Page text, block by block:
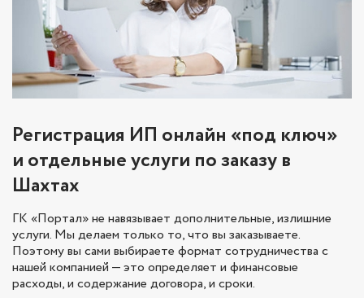
Регистрация ИП онлайн «под ключ»
и отдельные услуги по заказу в
Шахтах
ГК «Портал» не навязывает дополнительные, излишние
услуги. Мы делаем только то, что вы заказываете.
Поэтому вы сами выбираете формат сотрудничества с
нашей компанией — это определяет и финансовые
расходы, и содержание договора, и сроки.